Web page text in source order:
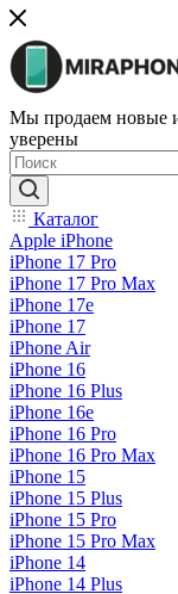
Мы продаем новые
уверены
Каталог
Apple iPhone
iPhone 17 Pro
iPhone 17 Pro Max
iPhone 17e
iPhone 17
iPhone Air
iPhone 16
iPhone 16 Plus
iPhone 16e
iPhone 16 Pro
iPhone 16 Pro Max
iPhone 15
iPhone 15 Plus
iPhone 15 Pro
iPhone 15 Pro Max
iPhone 14
iPhone 14 Plus